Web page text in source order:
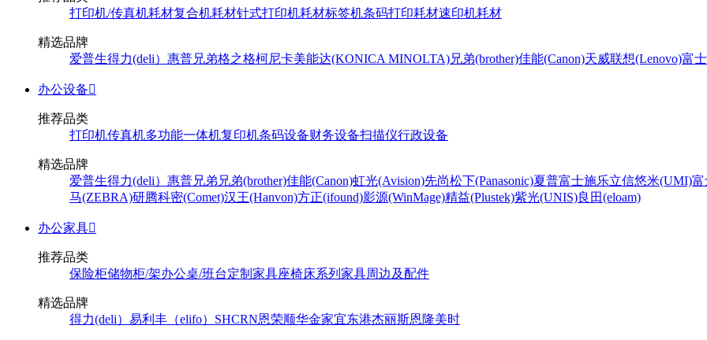
打印机/传真机耗材复合机耗材针式打印机耗材标签机条码打印耗材速印机耗材
精选品牌
爱普生得力(deli） 惠普兄弟格之格柯尼卡美能达(KONICA MINOLTA)兄弟(brother)佳能(Canon)天威联想(Lenovo)富
办公设备
推荐品类
打印机传真机多功能一体机复印机条码设备财务设备扫描仪行政设备
精选品牌
爱普生得力(deli） 惠普兄弟 兄弟(brother)佳能(Canon)虹光(Avision)先尚松下(Panasonic)夏普富士施乐立信悠米(UMI)富
马(ZEBRA)研腾科密(Comet)汉王(Hanvon)方正(ifound)影源(WinMage)精益(Plustek)紫光(UNIS)良田(eloam)
办公家具
推荐品类
保险柜储物柜/架办公桌/班台定制家具座椅床系列 家具周边及配件
精选品牌
得力(deli） 易利丰（elifo） SHCRN恩荣顺华金家宜东港杰丽斯恩隆美时